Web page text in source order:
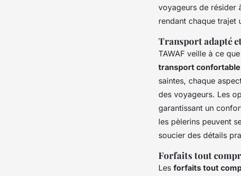
voyageurs de résider
rendant chaque trajet
Transport adapté
TAWAF veille à ce
transport
saintes, chaque
des voyageurs. Les
garantissant un
les pèlerins peuvent
soucier des détails
Forfaits tout
Les forfaits tout